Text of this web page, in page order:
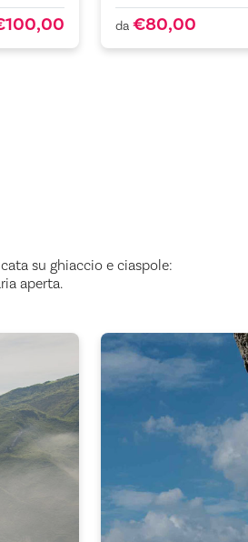
da €80,00
su ghiaccio e ciaspole:
aperta.